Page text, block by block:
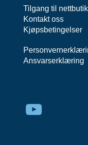
Tilgang til
Kontakt oss
Kjøpsbetingelser
Ansvarserklæring